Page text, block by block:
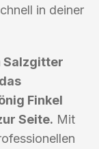
in deiner
Salzgitter
Finkel
Seite. Mit